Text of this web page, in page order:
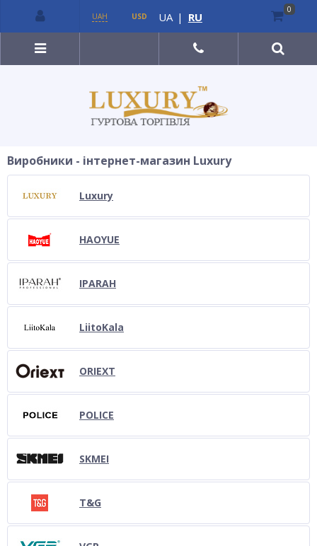
Виробники - інтернет-магазин Luxury
Luxury
HAOYUE
IPARAH
LiitoKala
ORIEXT
POLICE
SKMEI
T&G
UAH USD UA | RU
0